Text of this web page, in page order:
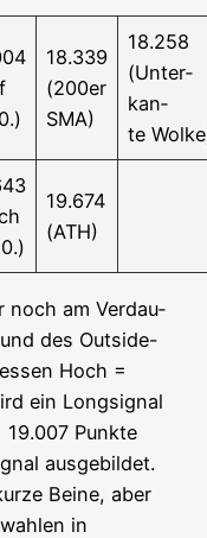
18.339
(200er
SMA)
18.258
(Unter­
kan­
te
19.674
(ATH)
noch am Ver­dau­
des Out­side-
Hoch =
ein Long­si­gnal
Punk­te
aus­ge­bil­det.
Bei­ne, aber
in